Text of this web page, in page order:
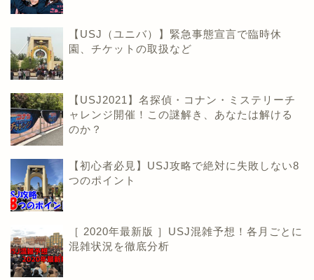
【USJ（ユニバ）】緊急事態宣言で臨時休
園、チケットの取扱など
【USJ2021】名探偵・コナン・ミステリーチ
ャレンジ開催！この謎解き、あなたは解ける
のか？
【初心者必見】USJ攻略で絶対に失敗しない8
つのポイント
［ 2020年最新版 ］USJ混雑予想！各月ごとに
混雑状況を徹底分析